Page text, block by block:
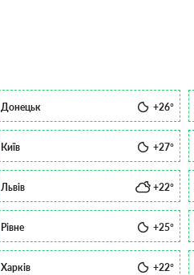
Донецьк +26°
Київ +27°
Львів +22°
Рівне +25°
Харків +22°